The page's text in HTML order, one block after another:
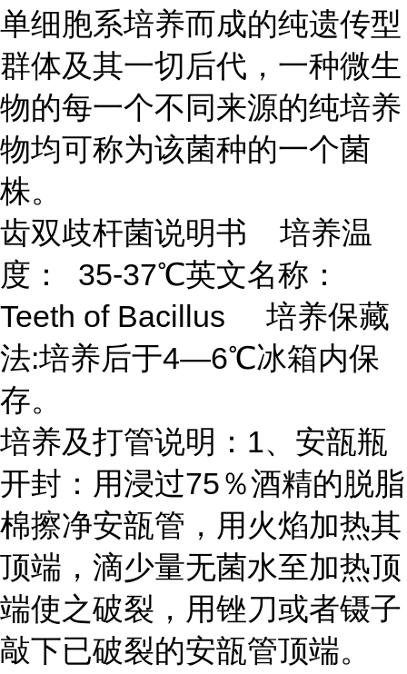
单细胞系培养而成的纯遗传型
群体及其一切后代，一种微生
物的每一个不同来源的纯培养
物均可称为该菌种的一个菌
株。
齿双歧杆菌说明书 培养温
度： 35-37℃英文名称：
Teeth of Bacillus 培养保藏
法:培养后于4—6℃冰箱内保
存。
培养及打管说明： 1、安瓿瓶
开封：用浸过75％酒精的脱脂
棉擦净安瓿管，用火焰加热其
顶端，滴少量无菌水至加热顶
端使之破裂，用锉刀或者镊子
敲下已破裂的安瓿管顶端。